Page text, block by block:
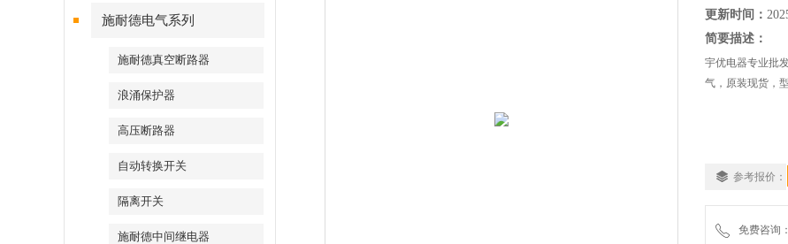
施耐德电气系列
施耐德真空断路器
浪涌保护器
高压断路器
自动转换开关
隔离开关
施耐德中间继电器
更新时间：
简要描述：
宇优电器专业批
气，原装现货，
参考报价：
免费咨询